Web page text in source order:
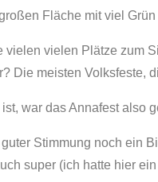
Fläche mit viel
vielen vielen Plätze zum
Die meisten Volksfeste,
war das Annafest also
Stimmung noch ein
super (ich hatte hier